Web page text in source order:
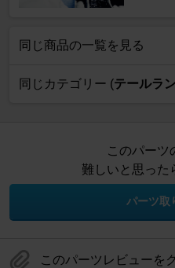
同じ商品の一覧を見る
同じカテゴリー (テールラ
このパーツ
難しいと思った
パーツ取
このパーツレビューを